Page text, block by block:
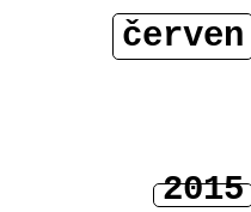
červen
2015